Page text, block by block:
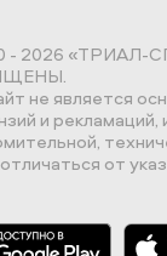
- 2026 «ТРИАЛ-
не является
и
от